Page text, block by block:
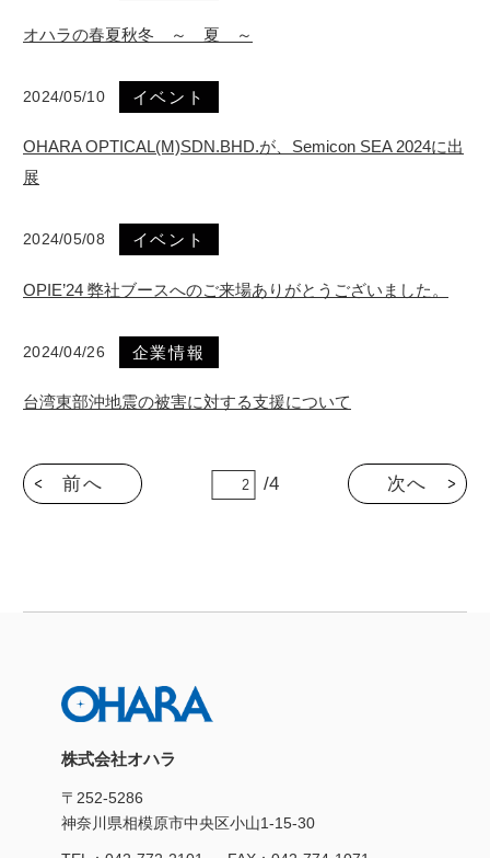
オハラの春夏秋冬 ～ 夏 ～
2024/05/10 イベント
OHARA OPTICAL(M)SDN.BHD.が、Semicon SEA 2024に出
展
2024/05/08 イベント
OPIE’24 弊社ブースへのご来場ありがとうございました。
2024/04/26 企業情報
台湾東部沖地震の被害に対する支援について
/4
前へ 次へ
株式会社オハラ
〒252-5286
神奈川県相模原市中央区小山1-15-30